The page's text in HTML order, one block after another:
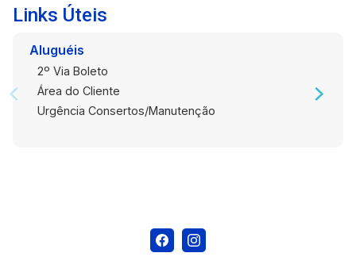
Links Úteis
Aluguéis
2º Via Boleto
Área do Cliente
Urgência Consertos/Manutenção